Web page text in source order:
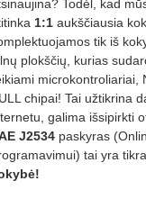
Todėl, kad
1:1 aukščiausia
tik iš
plokščių, kurias
microkontroliariai,
chipai! Tai užtikrina
galima išsipirkti
J2534 paskyras
tai yra